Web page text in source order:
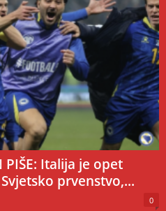
PIŠE: Italija je opet
prvenstvo,...
0